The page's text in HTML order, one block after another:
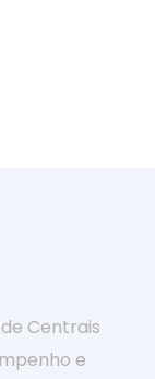
Centrais
e